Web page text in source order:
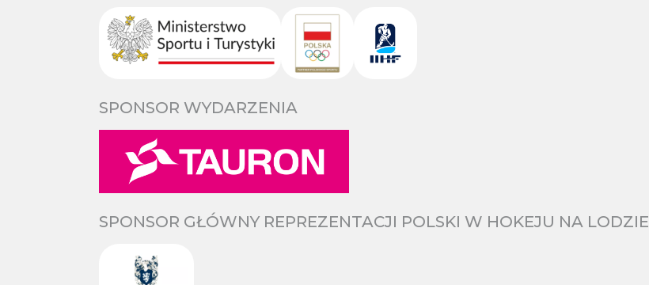
SPONSOR WYDARZENIA
SPONSOR GŁÓWNY REPREZENTACJI POLSKI W HOKEJU NA LODZIE